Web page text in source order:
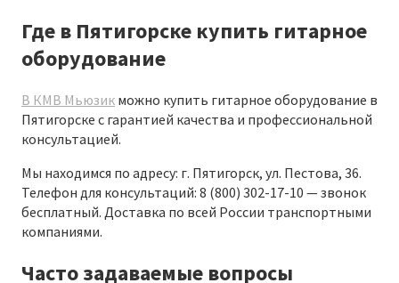
Где в Пятигорске купить гитарное
оборудование
В КМВ Мьюзик можно купить гитарное оборудование в
Пятигорске с гарантией качества и профессиональной
консультацией.
Мы находимся по адресу: г. Пятигорск, ул. Пестова, 36.
Телефон для консультаций: 8 (800) 302-17-10 — звонок
бесплатный. Доставка по всей России транспортными
компаниями.
Часто задаваемые вопросы